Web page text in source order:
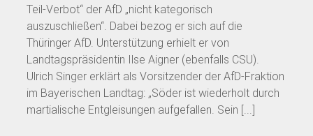
Teil-Verbot“ der AfD „nicht kategorisch
auszuschließen“. Dabei bezog er sich auf die
Thüringer AfD. Unterstützung erhielt er von
Landtagspräsidentin Ilse Aigner (ebenfalls CSU).
Ulrich Singer erklärt als Vorsitzender der AfD-Fraktion
im Bayerischen Landtag: „Söder ist wiederholt durch
martialische Entgleisungen aufgefallen. Sein [...]